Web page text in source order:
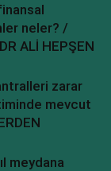
neler? /
ALİ HEPŞEN
zarar
mevcut
meydana